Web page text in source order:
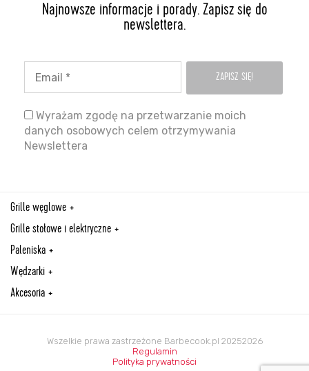
Najnowsze informacje i porady. Zapisz się do
newslettera.
Wyrażam zgodę na przetwarzanie moich
danych osobowych celem otrzymywania
Newslettera
Grille węglowe
Grille stołowe i elektryczne
Paleniska
Wędzarki
Akcesoria
Wszelkie prawa zastrzeżone Barbecook.pl 20252026
Regulamin
Polityka prywatności